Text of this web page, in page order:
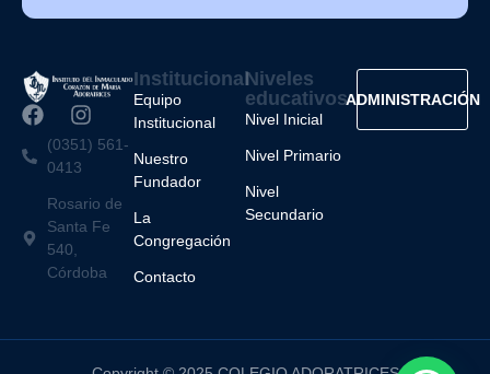
(0351) 561-
0413
Rosario de
Santa Fe
540,
Córdoba
Institucional
Equipo
Institucional
Nuestro
Fundador
La
Congregación
Contacto
Niveles
educativos
Nivel Inicial
Nivel Primario
Nivel
Secundario
ADMINISTRACIÓN